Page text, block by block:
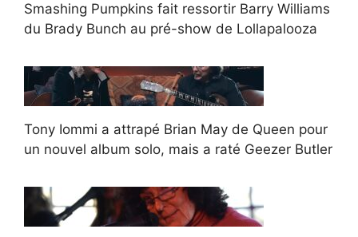
Smashing Pumpkins fait ressortir Barry Williams
du Brady Bunch au pré-show de Lollapalooza
Tony Iommi a attrapé Brian May de Queen pour
un nouvel album solo, mais a raté Geezer Butler